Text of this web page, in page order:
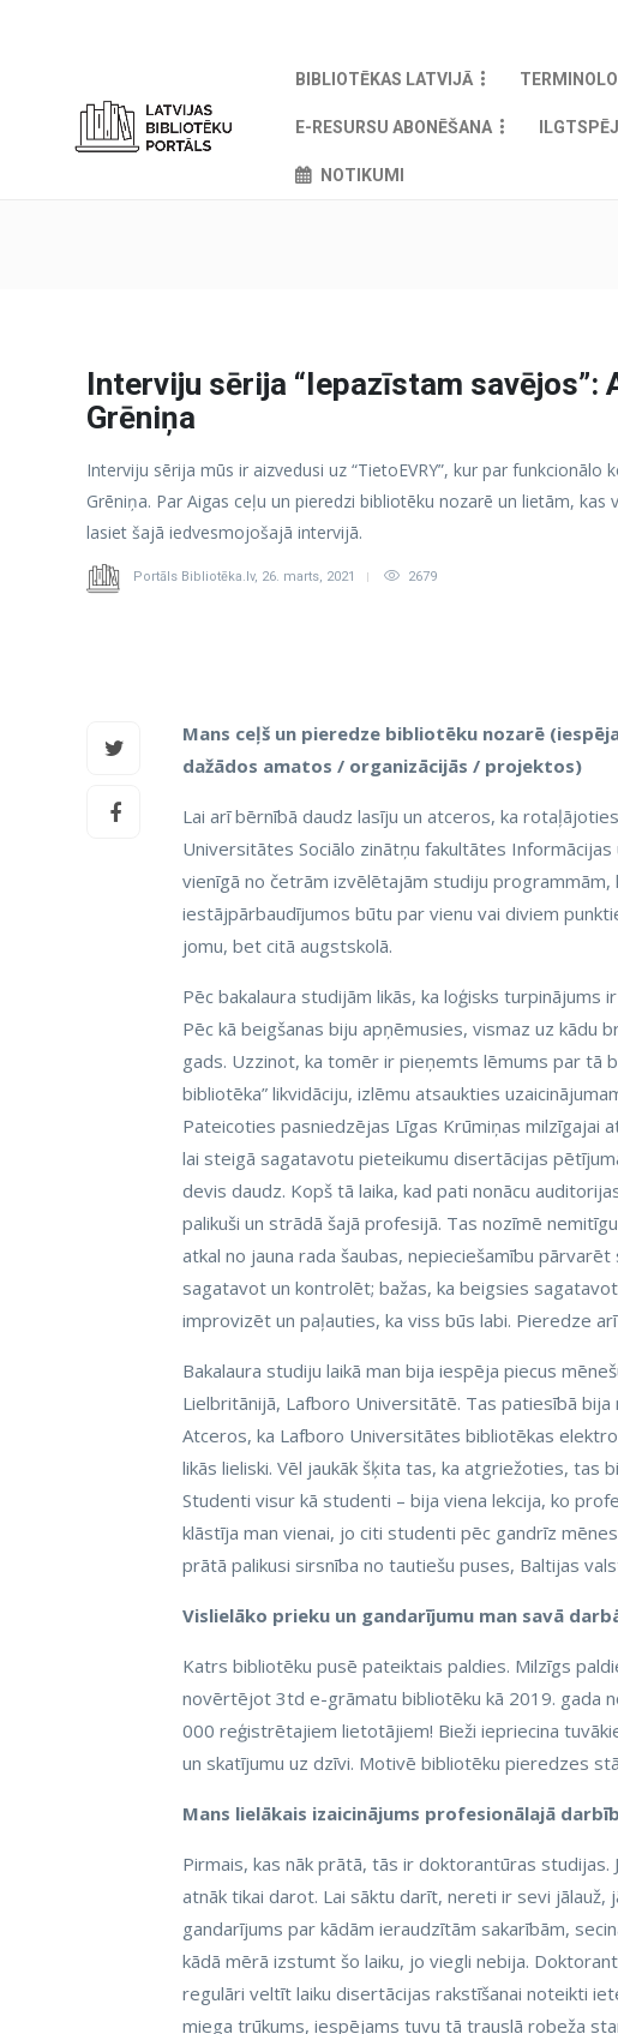
BIBLIOTĒKAS LATVIJĀ
E-RESURSU ABONĒŠANA
NOTIKUMI
Interviju sērija “Iepazīstam savējos”:
Grēniņa
Interviju sērija mūs ir aizvedusi uz “TietoEVRY”, kur par funkcionālo
Grēniņa. Par Aigas ceļu un pieredzi bibliotēku nozarē un lietām, kas
lasiet šajā iedvesmojošajā intervijā.
Portāls Bibliotēka.lv, 26. marts, 2021 2679
Mans ceļš un pieredze bibliotēku nozarē
dažādos amatos / organizācijās / projektos)
Lai arī bērnībā daudz lasīju un atceros, ka
Universitātes Sociālo zinātņu fakultātes
vienīgā no četrām izvēlētajām studiju
iestājpārbaudījumos būtu par vienu vai diviem
jomu, bet citā augstskolā.
Pēc bakalaura studijām likās, ka loģisks
Pēc kā beigšanas biju apņēmusies, vismaz uz kādu
gads. Uzzinot, ka tomēr ir pieņemts lēmums par tā
bibliotēka” likvidāciju, izlēmu atsaukties
Pateicoties pasniedzējas Līgas Krūmiņas milzīgajai
lai steigā sagatavotu pieteikumu disertācijas
devis daudz. Kopš tā laika, kad pati nonācu
palikuši un strādā šajā profesijā. Tas nozīmē
atkal no jauna rada šaubas, nepieciešamību
sagatavot un kontrolēt; bažas, ka beigsies
improvizēt un paļauties, ka viss būs labi. Pieredze
Bakalaura studiju laikā man bija iespēja piecus
Lielbritānijā, Lafboro Universitātē. Tas patiesībā
Atceros, ka Lafboro Universitātes bibliotēkas
likās lieliski. Vēl jaukāk šķita tas, ka atgriežoties, tas
Studenti visur kā studenti – bija viena lekcija, ko
klāstīja man vienai, jo citi studenti pēc gandrīz
prātā palikusi sirsnība no tautiešu puses, Baltijas
Vislielāko prieku un gandarījumu man savā
Katrs bibliotēku pusē pateiktais paldies. Milzīgs
novērtējot 3td e-grāmatu bibliotēku kā 2019. gada
000 reģistrētajiem lietotājiem! Bieži iepriecina
un skatījumu uz dzīvi. Motivē bibliotēku pieredzes
Mans lielākais izaicinājums profesionālajā
Pirmais, kas nāk prātā, tās ir doktorantūras studijas.
atnāk tikai darot. Lai sāktu darīt, nereti ir sevi
gandarījums par kādām ieraudzītām sakarībām,
kādā mērā izstumt šo laiku, jo viegli nebija.
regulāri veltīt laiku disertācijas rakstīšanai noteikti
miega trūkums, iespējams tuvu tā trauslā robeža